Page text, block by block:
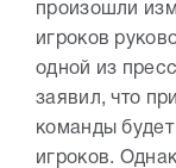
произошли
игроков
одной из
заявил, что
команды
игроков.